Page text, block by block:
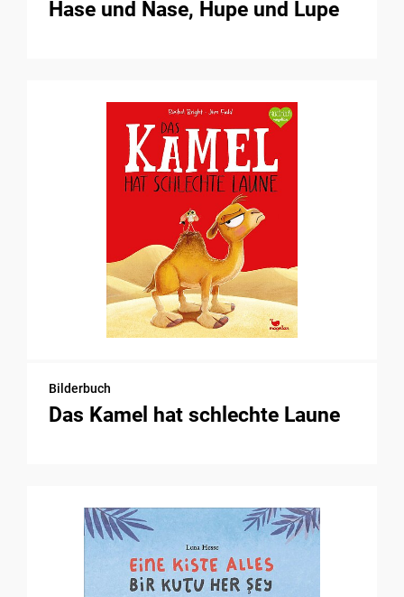
Hase und Nase, Hupe und Lupe
Bilderbuch
Das Kamel hat schlechte Laune